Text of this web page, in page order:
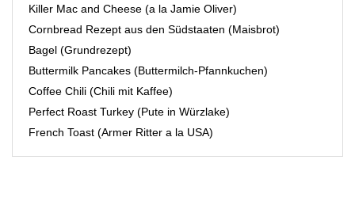
Killer Mac and Cheese (a la Jamie Oliver)
Cornbread Rezept aus den Südstaaten (Maisbrot)
Bagel (Grundrezept)
Buttermilk Pancakes (Buttermilch-Pfannkuchen)
Coffee Chili (Chili mit Kaffee)
Perfect Roast Turkey (Pute in Würzlake)
French Toast (Armer Ritter a la USA)